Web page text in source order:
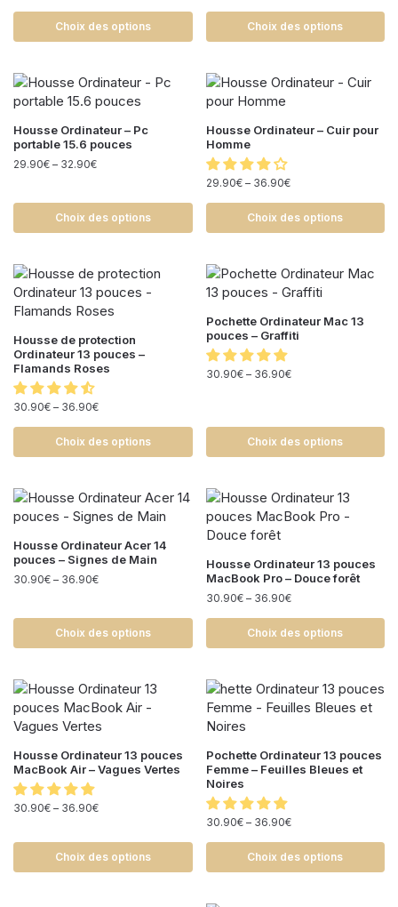
Choix des options Choix des options
Housse Ordinateur – Pc
portable 15.6 pouces
29.90€ – 32.90€
Choix des options
Housse Ordinateur – Cuir pour
Homme
29.90€– 36.90€
Choix des options
Housse de protection
Ordinateur 13 pouces –
Flamands Roses
30.90€ – 36.90€
Choix des options
Pochette Ordinateur Mac 13
pouces – Graffiti
30.90€– 36.90€
Choix des options
Housse Ordinateur Acer 14
pouces – Signes de Main
30.90€ – 36.90€
Choix des options
Housse Ordinateur 13 pouces
MacBook Pro – Douce forêt
30.90€– 36.90€
Choix des options
Housse Ordinateur 13 pouces
MacBook Air – Vagues Vertes
30.90€ – 36.90€
Choix des options
Pochette Ordinateur 13 pouces
Femme – Feuilles Bleues et
Noires
30.90€– 36.90€
Choix des options